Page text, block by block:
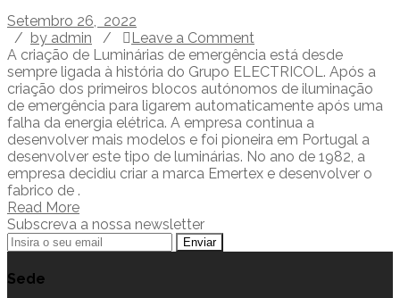
Setembro 26, 2022
/ by admin /
Leave a Comment
A criação de Luminárias de emergência está desde
sempre ligada à história do Grupo ELECTRICOL. Após a
criação dos primeiros blocos autónomos de iluminação
de emergência para ligarem automaticamente após uma
falha da energia elétrica. A empresa continua a
desenvolver mais modelos e foi pioneira em Portugal a
desenvolver este tipo de luminárias. No ano de 1982, a
empresa decidiu criar a marca Emertex e desenvolver o
fabrico de .
Read More
Subscreva a nossa newsletter
Sede